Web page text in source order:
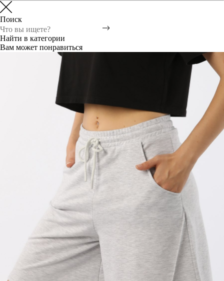
Поиск
Найти в категории
Вам может понравиться